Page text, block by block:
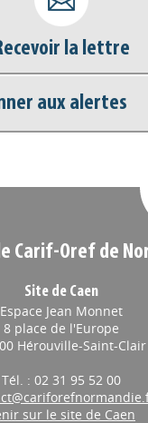
Scoop.it
à projets
Site de Caen
Espace Jean Monnet
8 place de l'Europe
Tél. : 02 31 95 52 00